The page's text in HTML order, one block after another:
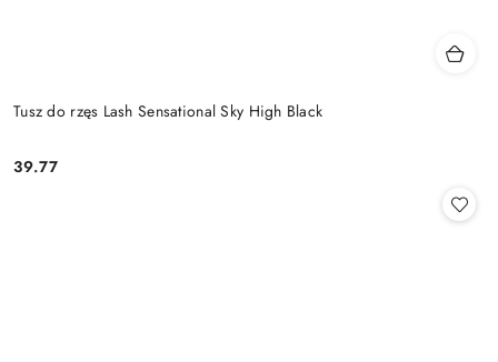
Tusz do rzęs Lash Sensational Sky High Black
Cena:
39.77